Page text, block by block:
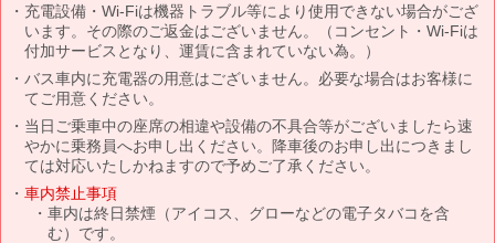
充電設備・Wi-Fiは機器トラブル等により使用できない場合がござ
います。その際のご返金はございません。（コンセント・Wi-Fiは
付加サービスとなり、運賃に含まれていない為。）
バス車内に充電器の用意はございません。必要な場合はお客様に
てご用意ください。
当日ご乗車中の座席の相違や設備の不具合等がございましたら速
やかに乗務員へお申し出ください。降車後のお申し出につきまし
ては対応いたしかねますので予めご了承ください。
車内禁止事項
車内は終日禁煙（アイコス、グローなどの電子タバコを含
む）です。